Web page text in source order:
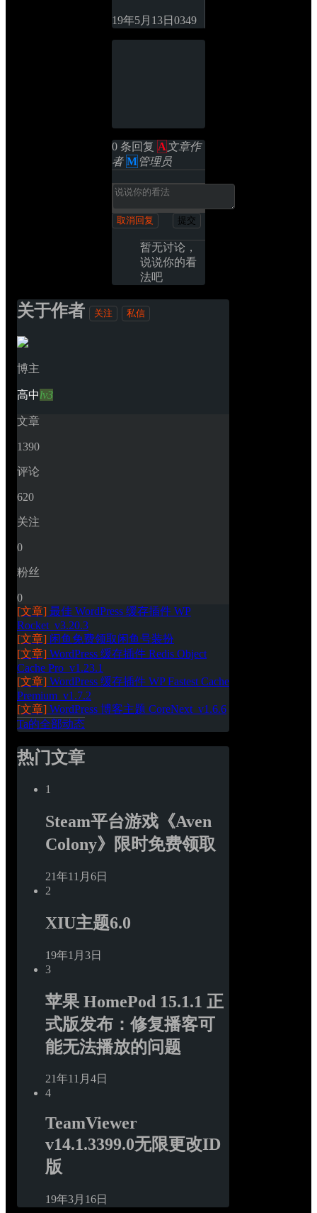
19年5月13日 0349
0 条回复 A 文章作
者 M 管理员
取消回复 提交
暂无讨论，
说说你的看
法吧
关于作者 关注 私信
博主
高中lv3
文章
1390
评论
620
关注
0
粉丝
0
[文章] 最佳 WordPress 缓存插件 WP
Rocket_v3.20.3
[文章] 闲鱼免费领取闲鱼号装扮
[文章] WordPress 缓存插件 Redis Object
Cache Pro_v1.23.1
[文章] WordPress 缓存插件 WP Fastest Cache
Premium_v1.7.2
[文章] WordPress 博客主题 CoreNext_v1.6.6
Ta的全部动态
热门文章
1
Steam平台游戏《Aven
Colony》限时免费领取
21年11月6日
2
XIU主题6.0
19年1月3日
3
苹果 HomePod 15.1.1 正
式版发布：修复播客可
能无法播放的问题
21年11月4日
4
TeamViewer
v14.1.3399.0无限更改ID
版
19年3月16日